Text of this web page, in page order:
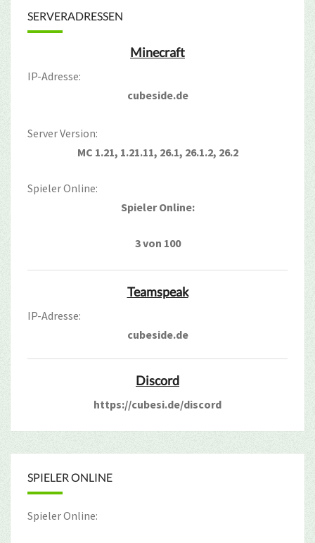
SERVERADRESSEN
Minecraft
IP-Adresse:
cubeside.de
Server Version:
MC 1.21, 1.21.11, 26.1, 26.1.2, 26.2
Spieler Online:
Spieler Online:
3 von 100
Teamspeak
IP-Adresse:
cubeside.de
Discord
https://cubesi.de/discord
SPIELER ONLINE
Spieler Online: